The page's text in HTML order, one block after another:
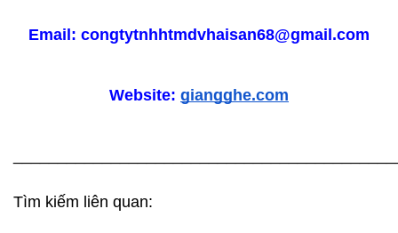
Email: congtytnhhtmdvhaisan68@gmail.com
Website: giangghe.com
Tìm kiếm liên quan: